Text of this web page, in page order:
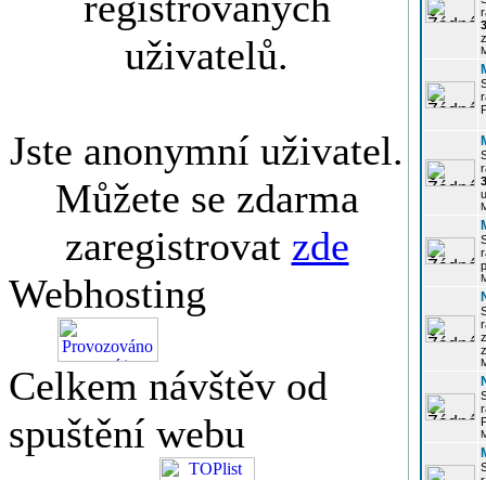
uživatelů.
Jste anonymní uživatel.
Můžete se zdarma
zaregistrovat zde
Webhosting
Celkem návštěv od
spuštění webu